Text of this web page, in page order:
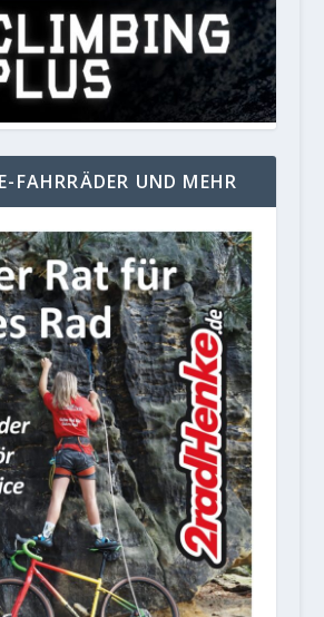
FAHRRÄDER UND MEHR